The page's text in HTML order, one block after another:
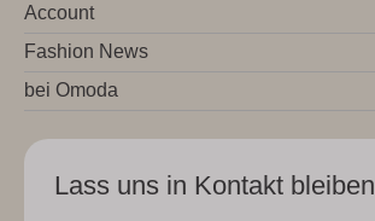
Account
Fashion News
bei Omoda
Lass uns in Kontakt bleiben